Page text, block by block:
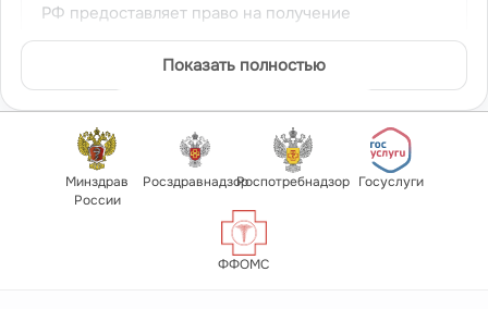
РФ предоставляет право на получение
больничного листа по уходу за ребенком до 7 лет
на весь период заболевания без ограничения
срока. Мы предлагаем
купить больничный по
уходу за ребенком до 7 летс соблюдением всех
требований законодательства.
Дети дошкольного возраста болеют значительно
чаще взрослых, особенно при посещении
детского сада, где происходит активный обмен
Больничный лист по уходу за
Показать полностью
Минздрав
России
РосздравнадзорРоспотребнадзор Госуслуги
ФФОМС